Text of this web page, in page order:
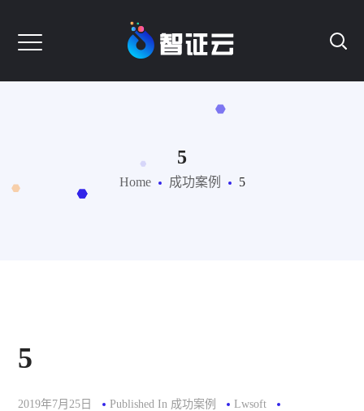
5
Home 成功案例 5
5
2019年7月25日 Published In 成功案例
Lwsoft